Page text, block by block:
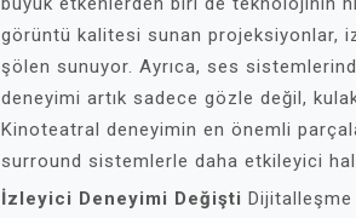
görüntü kalitesi sunan projeksiyonlar,
şölen sunuyor. Ayrıca, ses
deneyimi artık sadece gözle değil,
Kinoteatral deneyimin en önemli
surround sistemlerle daha etkileyici
İzleyici Deneyimi Değişti